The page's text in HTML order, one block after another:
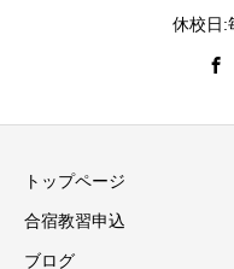
休校日:
トップページ
合宿教習申込
ブログ